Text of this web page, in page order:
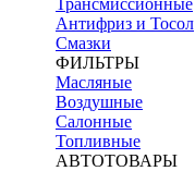
Антифриз и Тосол
Смазки
ФИЛЬТРЫ
Масляные
Воздушные
Салонные
Топливные
АВТОТОВАРЫ